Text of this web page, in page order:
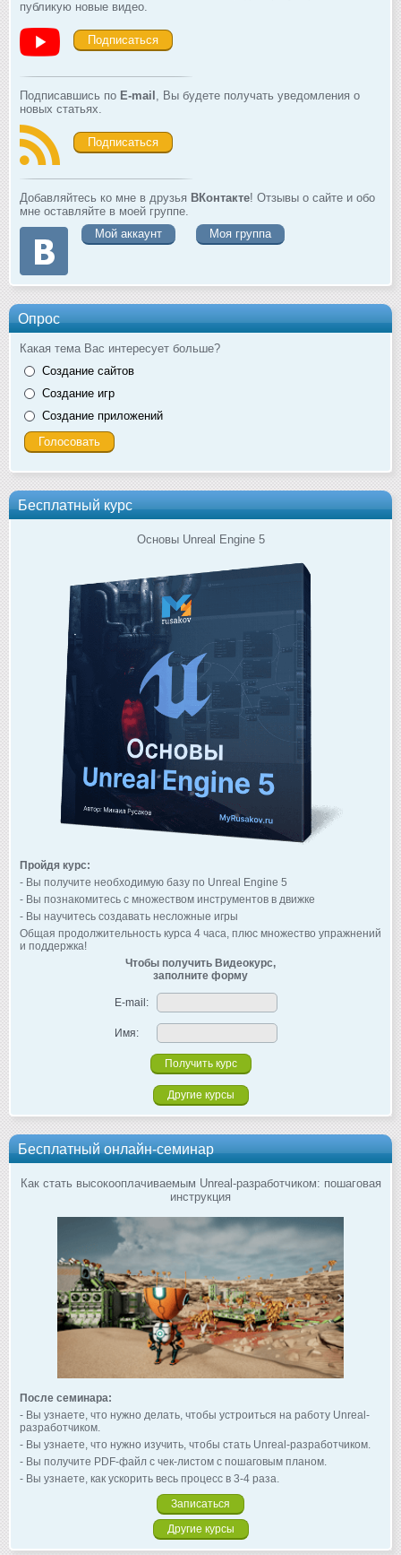
публикую новые видео.
Подписаться
Подписавшись по E-mail , Вы будете получать уведомления о
новых статьях.
Подписаться
Добавляйтесь ко мне в друзья ВКонтакте! Отзывы о сайте и обо
мне оставляйте в моей группе.
Мой аккаунт
Моя группа
Опрос
Какая тема Вас интересует больше?
Создание сайтов
Создание игр
Создание приложений
Бесплатный курс
Основы Unreal Engine 5
Пройдя курс:
- Вы получите необходимую базу по Unreal Engine 5
- Вы познакомитесь с множеством инструментов в движке
- Вы научитесь создавать несложные игры
Общая продолжительность курса 4 часа, плюс множество упражнений
и поддержка!
Чтобы получить Видеокурс,
заполните форму
E-mail:
Имя:
Другие курсы
Бесплатный онлайн-семинар
Как стать высокооплачиваемым Unreal-разработчиком: пошаговая
инструкция
После семинара:
- Вы узнаете, что нужно делать, чтобы устроиться на работу Unreal-
разработчиком.
- Вы узнаете, что нужно изучить, чтобы стать Unreal-разработчиком.
- Вы получите PDF-файл с чек-листом с пошаговым планом.
- Вы узнаете, как ускорить весь процесс в 3-4 раза.
Записаться
Другие курсы